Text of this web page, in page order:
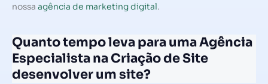
nossa agência de marketing digital.
Quanto tempo leva para uma Agência
Especialista na Criação de Site
desenvolver um site?